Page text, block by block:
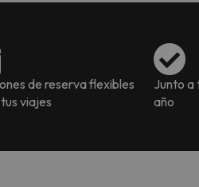
de reserva flexibles
viajes
Junto a
año